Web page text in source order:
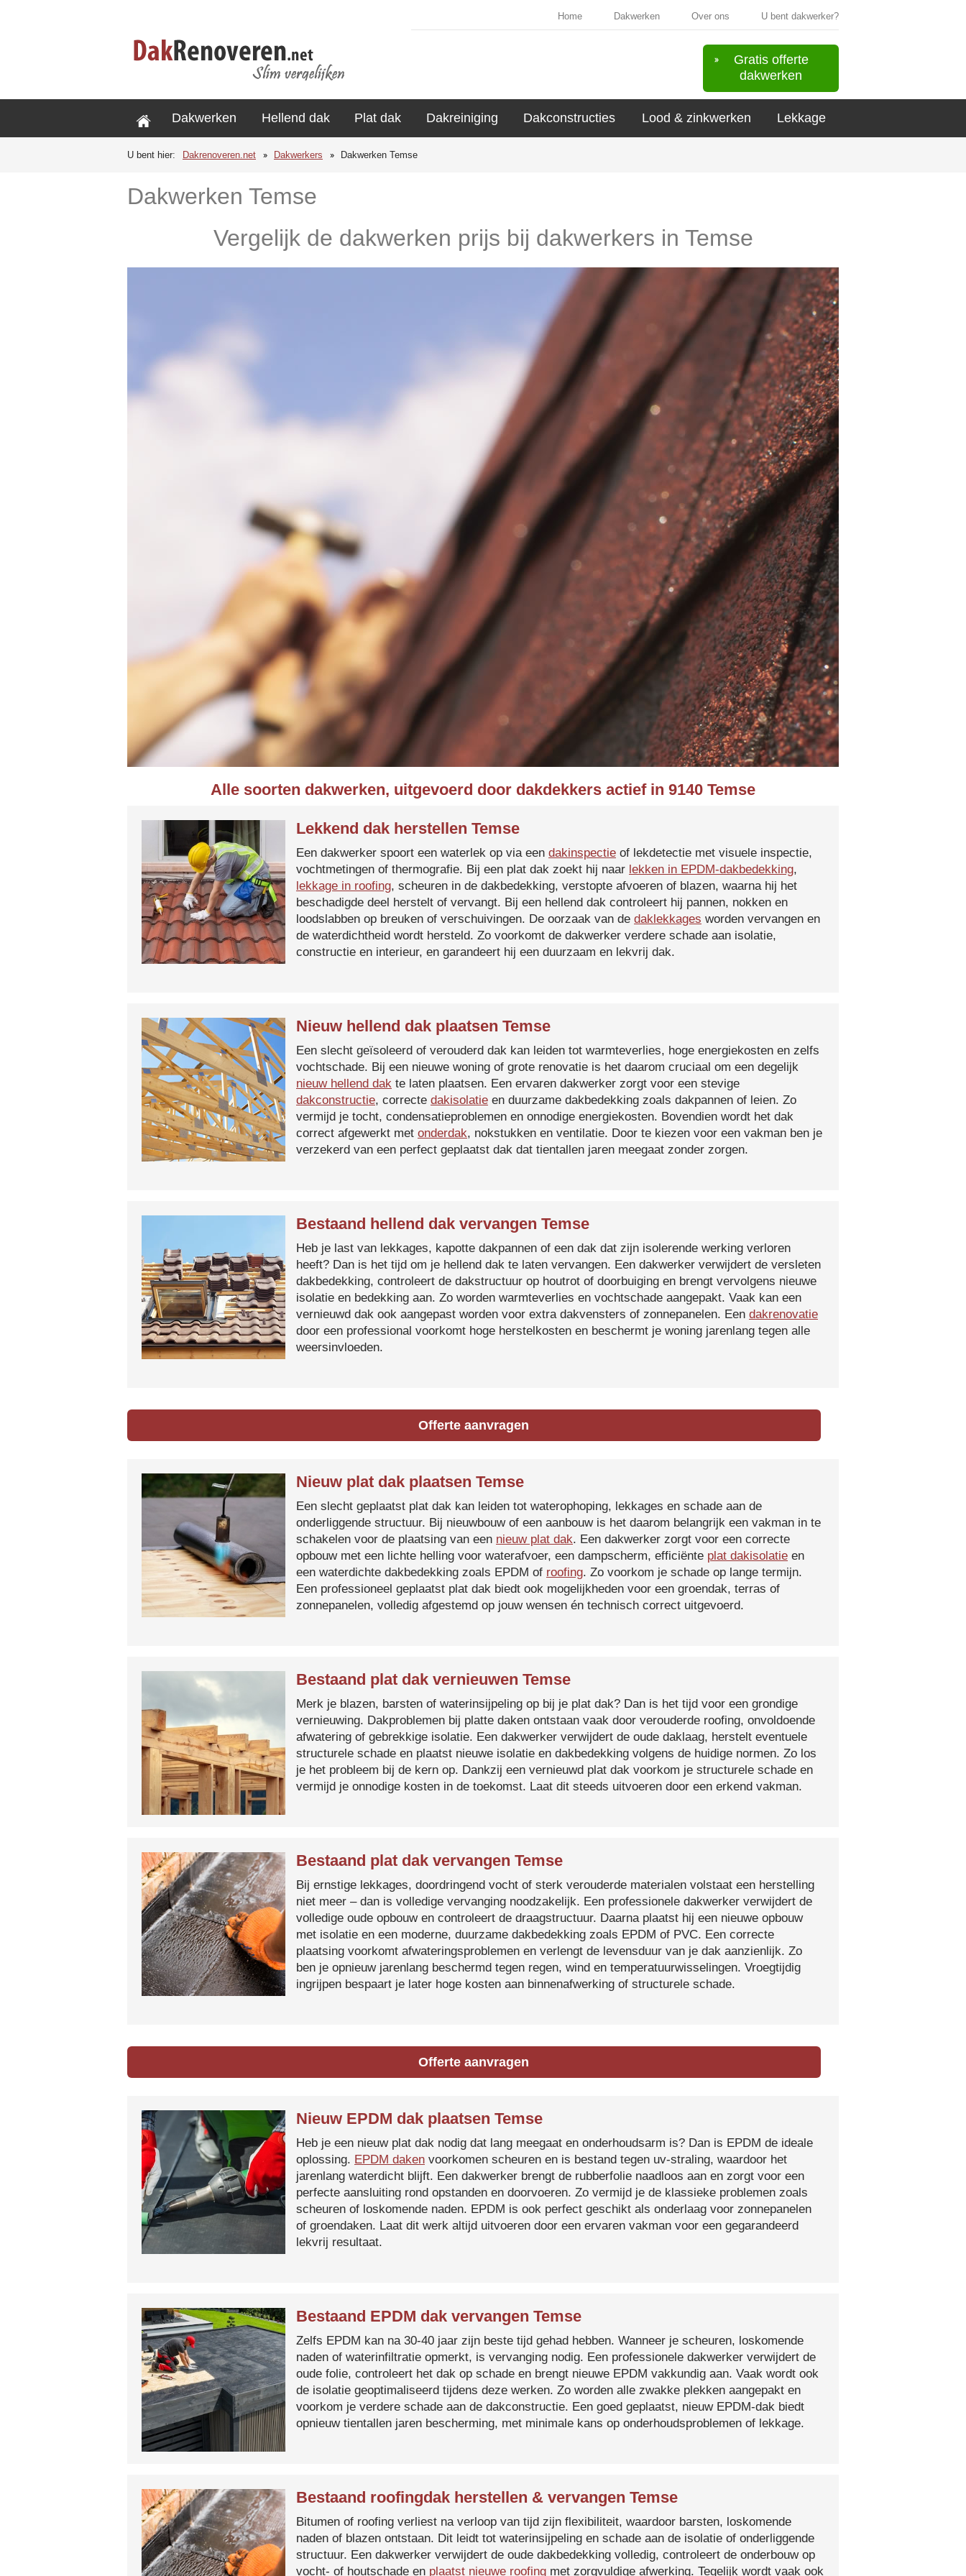
Home Dakwerken Over ons U bent dakwerker?
Gratis offerte
dakwerken
Dakwerken Hellend dak Plat dak Dakreiniging Dakconstructies Lood & zinkwerken Lekkage
U bent hier: Dakrenoveren.net Dakwerkers Dakwerken Temse
Dakwerken Temse
Vergelijk de dakwerken prijs bij dakwerkers in Temse
Alle soorten dakwerken, uitgevoerd door dakdekkers actief in 9140 Temse
Lekkend dak herstellen Temse
Een dakwerker spoort een waterlek op via een dakinspectie of lekdetectie met visuele inspectie,
vochtmetingen of thermografie. Bij een plat dak zoekt hij naar lekken in EPDM-dakbedekking,
lekkage in roofing, scheuren in de dakbedekking, verstopte afvoeren of blazen, waarna hij het
beschadigde deel herstelt of vervangt. Bij een hellend dak controleert hij pannen, nokken en
loodslabben op breuken of verschuivingen. De oorzaak van de daklekkages worden vervangen en
de waterdichtheid wordt hersteld. Zo voorkomt de dakwerker verdere schade aan isolatie,
constructie en interieur, en garandeert hij een duurzaam en lekvrij dak.
Nieuw hellend dak plaatsen Temse
Een slecht geïsoleerd of verouderd dak kan leiden tot warmteverlies, hoge energiekosten en zelfs
vochtschade. Bij een nieuwe woning of grote renovatie is het daarom cruciaal om een degelijk
nieuw hellend dak te laten plaatsen. Een ervaren dakwerker zorgt voor een stevige
dakconstructie, correcte dakisolatie en duurzame dakbedekking zoals dakpannen of leien. Zo
vermijd je tocht, condensatieproblemen en onnodige energiekosten. Bovendien wordt het dak
correct afgewerkt met onderdak, nokstukken en ventilatie. Door te kiezen voor een vakman ben je
verzekerd van een perfect geplaatst dak dat tientallen jaren meegaat zonder zorgen.
Bestaand hellend dak vervangen Temse
Heb je last van lekkages, kapotte dakpannen of een dak dat zijn isolerende werking verloren
heeft? Dan is het tijd om je hellend dak te laten vervangen. Een dakwerker verwijdert de versleten
dakbedekking, controleert de dakstructuur op houtrot of doorbuiging en brengt vervolgens nieuwe
isolatie en bedekking aan. Zo worden warmteverlies en vochtschade aangepakt. Vaak kan een
vernieuwd dak ook aangepast worden voor extra dakvensters of zonnepanelen. Een dakrenovatie
door een professional voorkomt hoge herstelkosten en beschermt je woning jarenlang tegen alle
weersinvloeden.
Offerte aanvragen
Nieuw plat dak plaatsen Temse
Een slecht geplaatst plat dak kan leiden tot waterophoping, lekkages en schade aan de
onderliggende structuur. Bij nieuwbouw of een aanbouw is het daarom belangrijk een vakman in te
schakelen voor de plaatsing van een nieuw plat dak. Een dakwerker zorgt voor een correcte
opbouw met een lichte helling voor waterafvoer, een dampscherm, efficiënte plat dakisolatie en
een waterdichte dakbedekking zoals EPDM of roofing. Zo voorkom je schade op lange termijn.
Een professioneel geplaatst plat dak biedt ook mogelijkheden voor een groendak, terras of
zonnepanelen, volledig afgestemd op jouw wensen én technisch correct uitgevoerd.
Bestaand plat dak vernieuwen Temse
Merk je blazen, barsten of waterinsijpeling op bij je plat dak? Dan is het tijd voor een grondige
vernieuwing. Dakproblemen bij platte daken ontstaan vaak door verouderde roofing, onvoldoende
afwatering of gebrekkige isolatie. Een dakwerker verwijdert de oude daklaag, herstelt eventuele
structurele schade en plaatst nieuwe isolatie en dakbedekking volgens de huidige normen. Zo los
je het probleem bij de kern op. Dankzij een vernieuwd plat dak voorkom je structurele schade en
vermijd je onnodige kosten in de toekomst. Laat dit steeds uitvoeren door een erkend vakman.
Bestaand plat dak vervangen Temse
Bij ernstige lekkages, doordringend vocht of sterk verouderde materialen volstaat een herstelling
niet meer – dan is volledige vervanging noodzakelijk. Een professionele dakwerker verwijdert de
volledige oude opbouw en controleert de draagstructuur. Daarna plaatst hij een nieuwe opbouw
met isolatie en een moderne, duurzame dakbedekking zoals EPDM of PVC. Een correcte
plaatsing voorkomt afwateringsproblemen en verlengt de levensduur van je dak aanzienlijk. Zo
ben je opnieuw jarenlang beschermd tegen regen, wind en temperatuurwisselingen. Vroegtijdig
ingrijpen bespaart je later hoge kosten aan binnenafwerking of structurele schade.
Offerte aanvragen
Nieuw EPDM dak plaatsen Temse
Heb je een nieuw plat dak nodig dat lang meegaat en onderhoudsarm is? Dan is EPDM de ideale
oplossing. EPDM daken voorkomen scheuren en is bestand tegen uv-straling, waardoor het
jarenlang waterdicht blijft. Een dakwerker brengt de rubberfolie naadloos aan en zorgt voor een
perfecte aansluiting rond opstanden en doorvoeren. Zo vermijd je de klassieke problemen zoals
scheuren of loskomende naden. EPDM is ook perfect geschikt als onderlaag voor zonnepanelen
of groendaken. Laat dit werk altijd uitvoeren door een ervaren vakman voor een gegarandeerd
lekvrij resultaat.
Bestaand EPDM dak vervangen Temse
Zelfs EPDM kan na 30-40 jaar zijn beste tijd gehad hebben. Wanneer je scheuren, loskomende
naden of waterinfiltratie opmerkt, is vervanging nodig. Een professionele dakwerker verwijdert de
oude folie, controleert het dak op schade en brengt nieuwe EPDM vakkundig aan. Vaak wordt ook
de isolatie geoptimaliseerd tijdens deze werken. Zo worden alle zwakke plekken aangepakt en
voorkom je verdere schade aan de dakconstructie. Een goed geplaatst, nieuw EPDM-dak biedt
opnieuw tientallen jaren bescherming, met minimale kans op onderhoudsproblemen of lekkage.
Bestaand roofingdak herstellen & vervangen Temse
Bitumen of roofing verliest na verloop van tijd zijn flexibiliteit, waardoor barsten, loskomende
naden of blazen ontstaan. Dit leidt tot waterinsijpeling en schade aan de isolatie of onderliggende
structuur. Een dakwerker verwijdert de oude dakbedekking volledig, controleert de onderbouw op
vocht- of houtschade en plaatst nieuwe roofing met zorgvuldige afwerking. Tegelijk wordt vaak ook